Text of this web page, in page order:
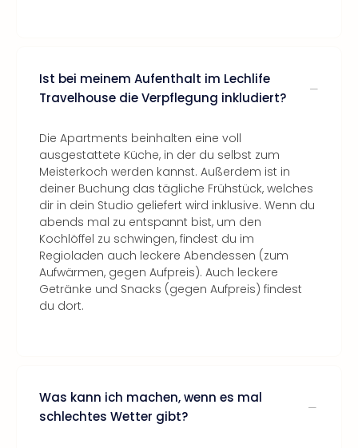
Ist bei meinem Aufenthalt im Lechlife
Travelhouse die Verpflegung inkludiert?
Die Apartments beinhalten eine voll
ausgestattete Küche, in der du selbst zum
Meisterkoch werden kannst. Außerdem ist in
deiner Buchung das tägliche Frühstück, welches
dir in dein Studio geliefert wird inklusive. Wenn du
abends mal zu entspannt bist, um den
Kochlöffel zu schwingen, findest du im
Regioladen auch leckere Abendessen (zum
Aufwärmen, gegen Aufpreis). Auch leckere
Getränke und Snacks (gegen Aufpreis) findest
du dort.
Was kann ich machen, wenn es mal
schlechtes Wetter gibt?